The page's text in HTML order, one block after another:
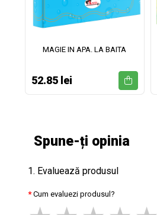
MAGIE IN APA. LA BAITA
52.85 lei
Spune-ți opinia
1. Evaluează produsul
Cum evaluezi produsul?